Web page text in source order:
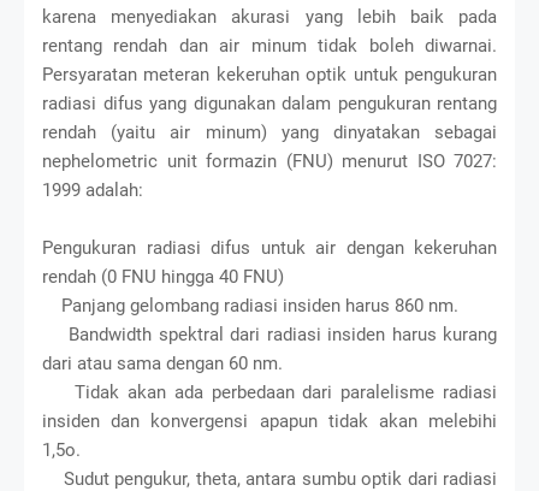
karena menyediakan akurasi yang lebih baik pada
rentang rendah dan air minum tidak boleh diwarnai.
Persyaratan meteran kekeruhan optik untuk pengukuran
radiasi difus yang digunakan dalam pengukuran rentang
rendah (yaitu air minum) yang dinyatakan sebagai
nephelometric unit formazin (FNU) menurut ISO 7027:
1999 adalah:
Pengukuran radiasi difus untuk air dengan kekeruhan
rendah (0 FNU hingga 40 FNU)
Panjang gelombang radiasi insiden harus 860 nm.
Bandwidth spektral dari radiasi insiden harus kurang
dari atau sama dengan 60 nm.
Tidak akan ada perbedaan dari paralelisme radiasi
insiden dan konvergensi apapun tidak akan melebihi
1,5o.
Sudut pengukur, theta, antara sumbu optik dari radiasi